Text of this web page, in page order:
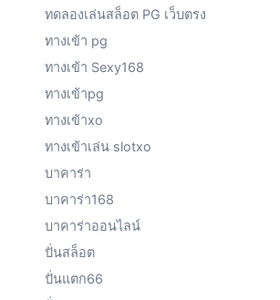
ทดลองเล่นสล็อต PG เว็บตรง
ทางเข้า pg
ทางเข้า Sexy168
ทางเข้าpg
ทางเข้าxo
ทางเข้าเล่น slotxo
บาคาร่า
บาคาร่า168
บาคาร่าออนไลน์
ปั่นสล็อต
ปั่นแตก66